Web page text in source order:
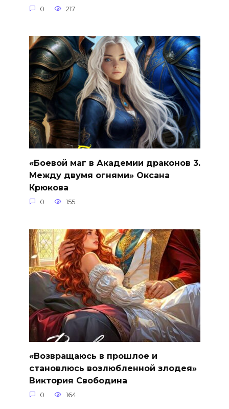
0 217
«Боевой маг в Академии драконов 3.
Между двумя огнями» Оксана
Крюкова
0 155
«Возвращаюсь в прошлое и
становлюсь возлюбленной злодея»
Виктория Свободина
0 164